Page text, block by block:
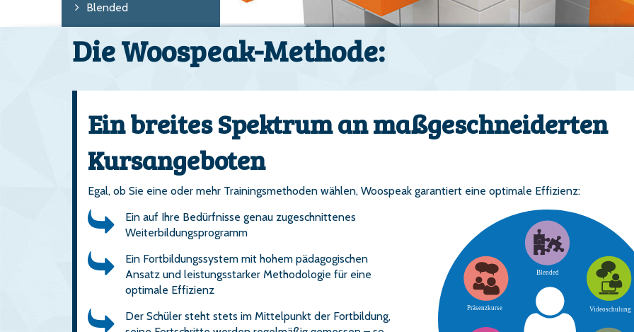
Blended
Die Woospeak-Methode:
Ein breites Spektrum an maßgeschneiderten
Kursangeboten
Egal, ob Sie eine oder mehr Trainingsmethoden wählen, Woospeak garantiert eine optimale Effizienz:
Ein auf Ihre Bedürfnisse genau zugeschnittenes
Weiterbildungsprogramm
Ein Fortbildungssystem mit hohem pädagogischen
Ansatz und leistungsstarker Methodologie für eine
optimale Effizienz
Der Schüler steht stets im Mittelpunkt der Fortbildung,